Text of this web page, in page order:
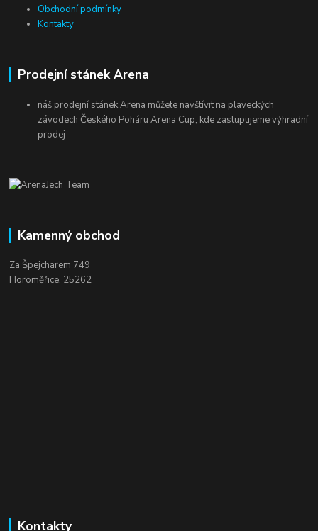
Obchodní podmínky
Kontakty
Prodejní stánek Arena
náš prodejní stánek Arena můžete navštívit na plaveckých
závodech Českého Poháru Arena Cup, kde zastupujeme výhradní
prodej
Kamenný obchod
Za Špejcharem 749
Horoměřice, 25262
Kontakty